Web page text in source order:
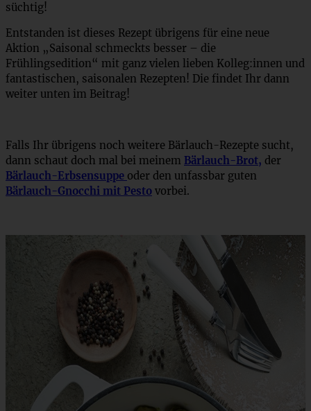
süchtig!
Entstanden ist dieses Rezept übrigens für eine neue
Aktion „Saisonal schmeckts besser – die
Frühlingsedition“ mit ganz vielen lieben Kolleg:innen und
fantastischen, saisonalen Rezepten! Die findet Ihr dann
weiter unten im Beitrag!
Falls Ihr übrigens noch weitere Bärlauch-Rezepte sucht,
dann schaut doch mal bei meinem Bärlauch-Brot, der
Bärlauch-Erbsensuppe oder den unfassbar guten
Bärlauch-Gnocchi mit Pesto vorbei.